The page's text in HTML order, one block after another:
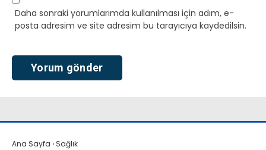
Daha sonraki yorumlarımda kullanılması için adım, e-
posta adresim ve site adresim bu tarayıcıya kaydedilsin.
Ana Sayfa › Sağlık